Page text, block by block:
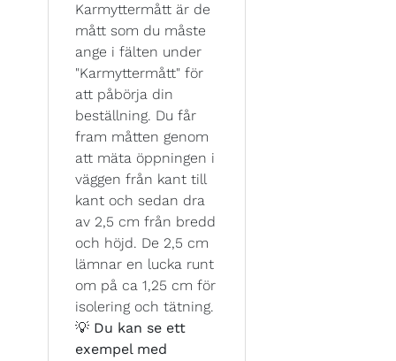
Karmyttermått är de
mått som du måste
ange i fälten under
"Karmyttermått" för
att påbörja din
beställning. Du får
fram måtten genom
att mäta öppningen i
väggen från kant till
kant och sedan dra
av 2,5 cm från bredd
och höjd. De 2,5 cm
lämnar en lucka runt
om på ca 1,25 cm för
isolering och tätning.
💡 Du kan se ett
exempel med